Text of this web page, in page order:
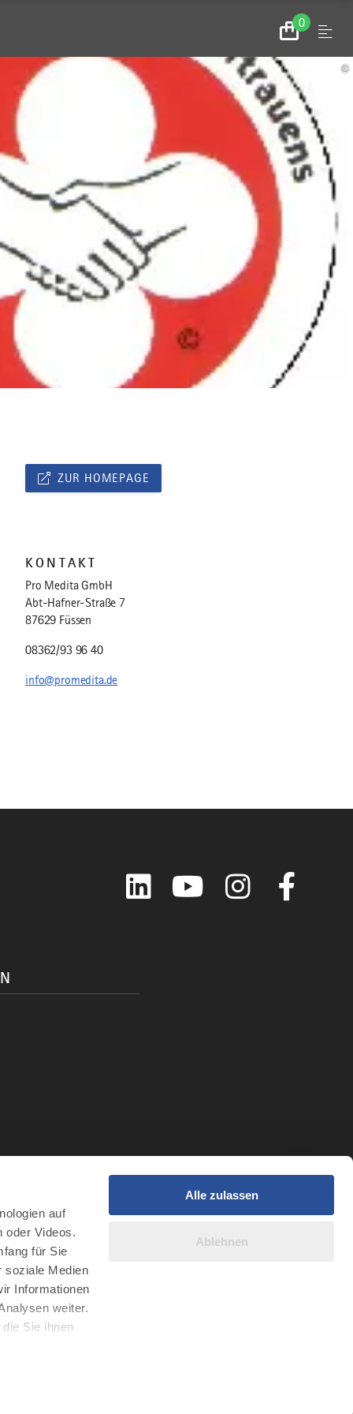
auf
oder Videos.
für Sie
soziale Medien
Informationen
weiter.
Sie ihnen
Alle zulassen
Ablehnen
0
Zum
Warenkorb
Menu
©
ZUR HOMEPAGE
KONTAKT
Pro Medita GmbH
Abt-Hafner-Straße 7
87629 Füssen
08362/93 96 40
info@promedita.de
LinkedIn YouTube Instagram
Intelligenz